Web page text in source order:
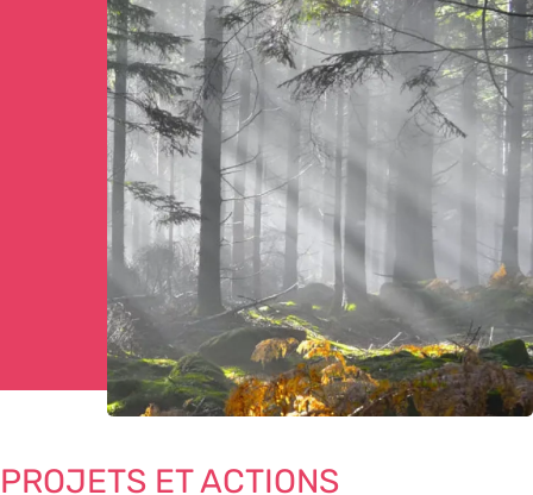
PROJETS ET ACTIONS